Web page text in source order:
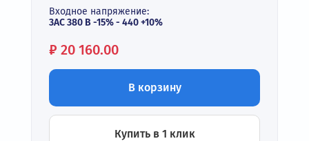
Входное напряжение:
3АС 380 В -15% - 440 +10%
Цена:
₽ 20 160.00
В корзину
Купить в 1 клик